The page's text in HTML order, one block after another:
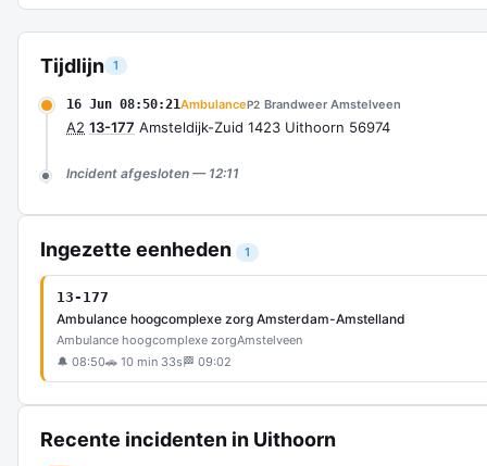
Tijdlijn 1
16 Jun 08:50:21AmbulanceP2 Brandweer Amstelveen
A2 13-177 Amsteldijk-Zuid 1423 Uithoorn 56974
Incident afgesloten — 12:11
Ingezette eenheden 1
13-177
Ambulance hoogcomplexe zorg Amsterdam-Amstelland
Ambulance hoogcomplexe zorgAmstelveen
🔔 08:50🚗 10 min 33s 🏁 09:02
Recente incidenten in Uithoorn